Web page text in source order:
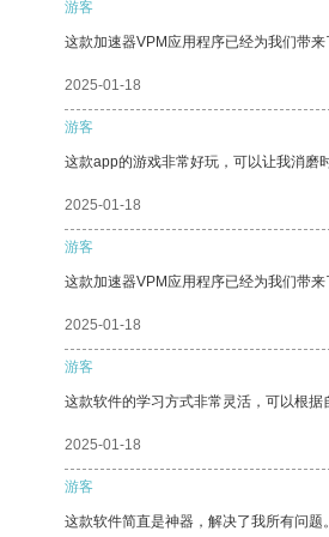
游客
这款加速器VPM应用程序已经为我们带来
2025-01-18
游客
这款app的游戏非常好玩，可以让我消磨时
2025-01-18
游客
这款加速器VPM应用程序已经为我们带
2025-01-18
游客
这款软件的学习方式非常灵活，可以根据
2025-01-18
游客
这款软件简直是神器，解决了我所有问题。